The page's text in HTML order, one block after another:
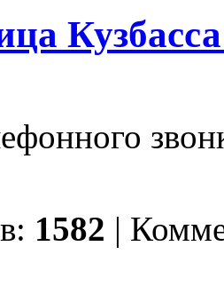
1582 |